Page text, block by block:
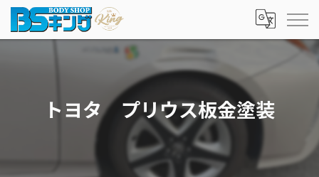
トヨタ プリウス板金塗装